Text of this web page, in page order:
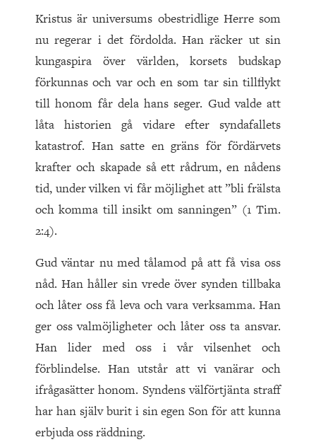
Kristus är universums obestridlige Herre som
nu regerar i det fördolda. Han räcker ut sin
kungaspira över världen, korsets budskap
förkunnas och var och en som tar sin tillflykt
till honom får dela hans seger. Gud valde att
låta historien gå vidare efter syndafallets
katastrof. Han satte en gräns för fördärvets
krafter och skapade så ett rådrum, en nådens
tid, under vilken vi får möjlighet att ”bli frälsta
och komma till insikt om sanningen” (1 Tim.
2:4).
Gud väntar nu med tålamod på att få visa oss
nåd. Han håller sin vrede över synden tillbaka
och låter oss få leva och vara verksamma. Han
ger oss valmöjligheter och låter oss ta ansvar.
Han lider med oss i vår vilsenhet och
förblindelse. Han utstår att vi vanärar och
ifrågasätter honom. Syndens välförtjänta straff
har han själv burit i sin egen Son för att kunna
erbjuda oss räddning.